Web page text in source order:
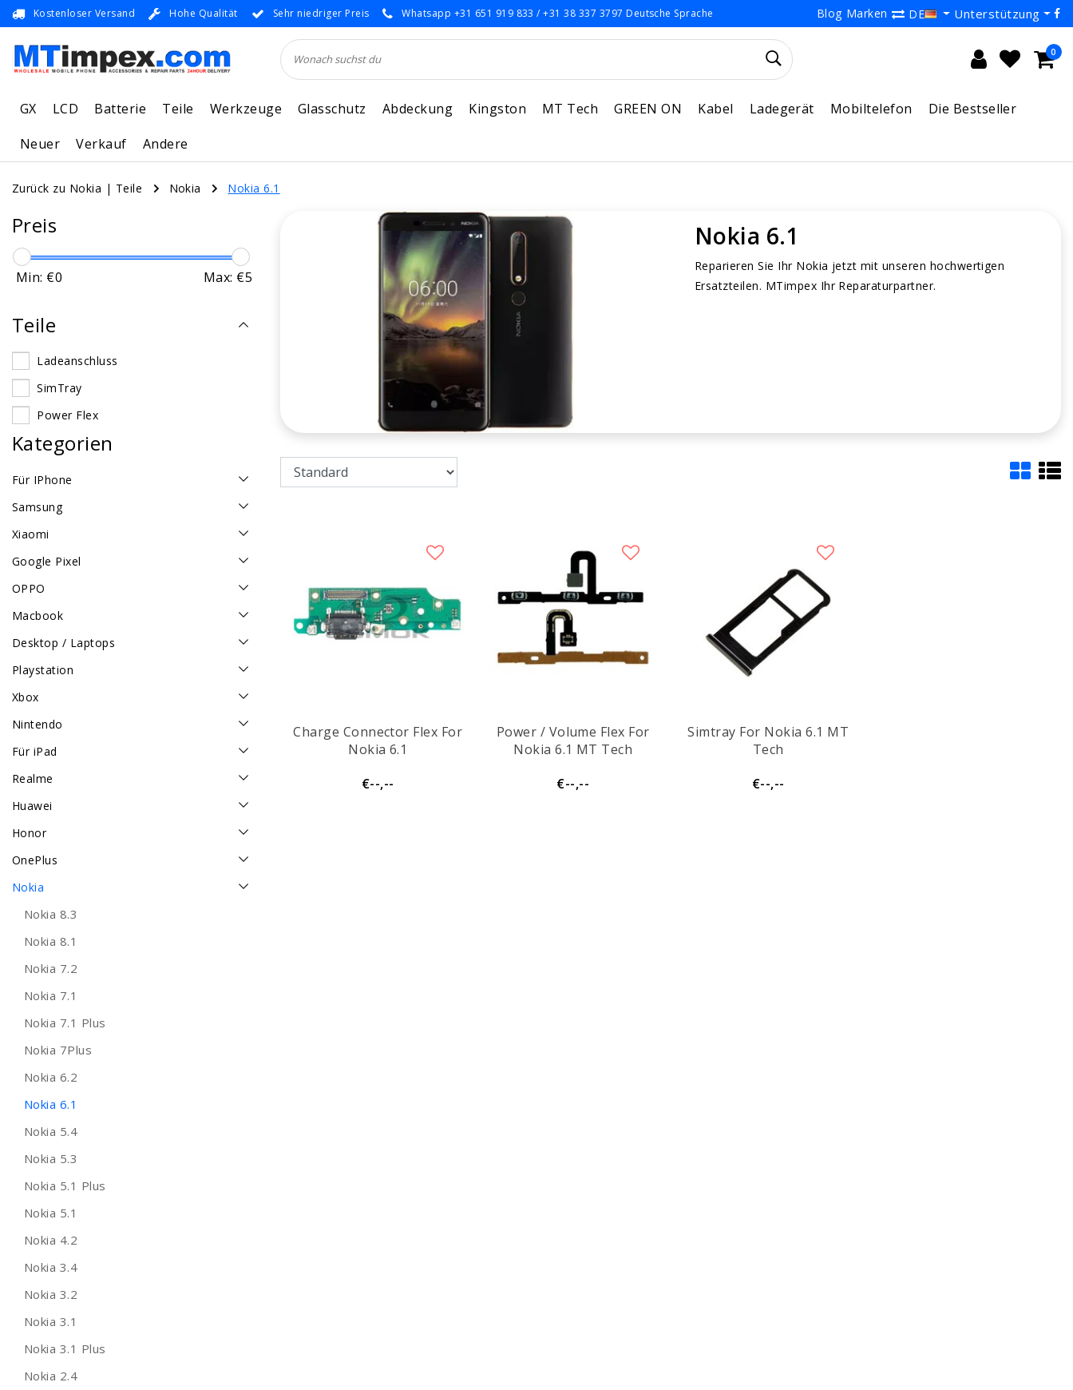
Kostenloser Versand Hohe Qualität Sehr niedriger Preis Whatsapp +31 651 919 833 / +31 38 337 3797 Deutsche Sprache Blog Marken DE Unterstützung
0
GX LCD Batterie Teile Werkzeuge Glasschutz Abdeckung Kingston MT Tech GREEN ON Kabel Ladegerät Mobiltelefon
Die Bestseller
Neuer
Verkauf Andere
Zurück zu Nokia | Teile Nokia Nokia 6.1
Preis
Min: €0 Max: €5
Teile
Ladeanschluss
SimTray
Power Flex
Kategorien
Für IPhone
Samsung
Xiaomi
Google Pixel
OPPO
Macbook
Desktop / Laptops
Playstation
Xbox
Nintendo
Für iPad
Realme
Huawei
Honor
OnePlus
Nokia
Nokia 8.3
Nokia 8.1
Nokia 7.2
Nokia 7.1
Nokia 7.1 Plus
Nokia 7Plus
Nokia 6.2
Nokia 6.1
Nokia 5.4
Nokia 5.3
Nokia 5.1 Plus
Nokia 5.1
Nokia 4.2
Nokia 3.4
Nokia 3.2
Nokia 3.1
Nokia 3.1 Plus
Nokia 2.4
Nokia 6.1
Reparieren Sie Ihr Nokia jetzt mit unseren hochwertigen
Ersatzteilen. MTimpex Ihr Reparaturpartner.
Charge Connector Flex For
Nokia 6.1
€--,--
Power / Volume Flex For
Nokia 6.1 MT Tech
€--,--
Simtray For Nokia 6.1 MT
Tech
€--,--